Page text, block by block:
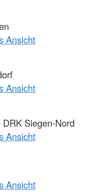
Ansicht
Ansicht
Siegen-Nord
Ansicht
Ansicht